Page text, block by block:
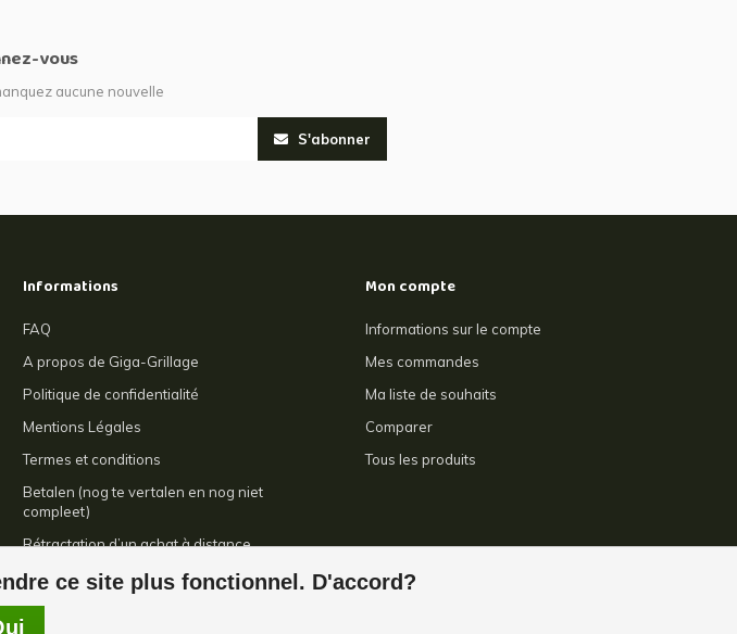
ce site plus fonctionnel. D'accord?
vous
aucune nouvelle
S'abonner
Informations
FAQ
A propos de Giga-Grillage
Politique de confidentialité
Mentions Légales
Termes et conditions
Betalen (nog te vertalen en nog niet
compleet)
Rétractation d’un achat à distance
Contact
Mon compte
Informations sur le compte
Mes commandes
Ma liste de souhaits
Comparer
Tous les produits